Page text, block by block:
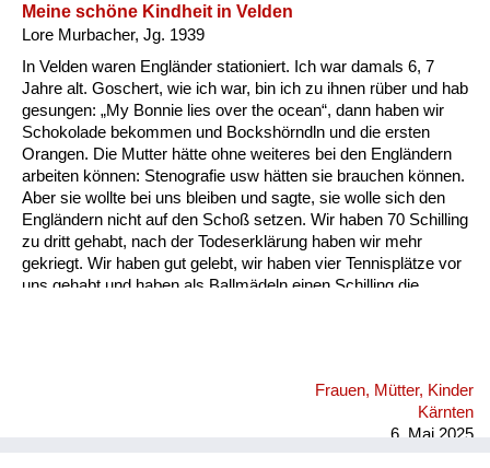
Meine schöne Kindheit in Velden
Lore Murbacher, Jg. 1939
In Velden waren Engländer stationiert. Ich war damals 6, 7
Jahre alt. Goschert, wie ich war, bin ich zu ihnen rüber und hab
gesungen: „My Bonnie lies over the ocean“, dann haben wir
Schokolade bekommen und Bockshörndln und die ersten
Orangen. Die Mutter hätte ohne weiteres bei den Engländern
arbeiten können: Stenografie usw hätten sie brauchen können.
Aber sie wollte bei uns bleiben und sagte, sie wolle sich den
Engländern nicht auf den Schoß setzen. Wir haben 70 Schilling
zu dritt gehabt, nach der Todeserklärung haben wir mehr
gekriegt. Wir haben gut gelebt, wir haben vier Tennisplätze vor
uns gehabt und haben als Ballmädeln einen Schilling die
ein freies Leben damals in Velden. An den Vater haben wir nur
Frauen, Mütter, Kinder
Kärnten
6. Mai 2025